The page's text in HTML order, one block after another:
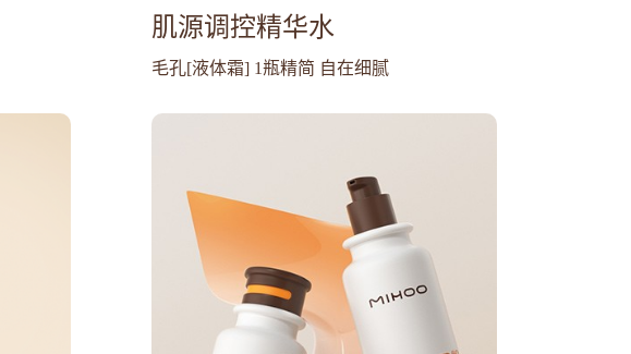
肌源调控精华水
毛孔[液体霜] 1瓶精简 自在细腻